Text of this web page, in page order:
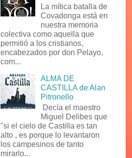
La mítica batalla de
Covadonga está en
nuestra memoria
colectiva como aquella que
permitió a los cristianos,
encabezados por don Pelayo,
com...
ALMA DE
CASTILLA de Alan
Pitronello
Decía el maestro
Miguel Delibes que
"si el cielo de Castilla es tan
alto , es porque lo levantaron
los campesinos de tanto
mirarlo...